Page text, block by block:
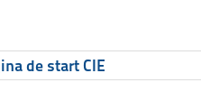
de start CIE